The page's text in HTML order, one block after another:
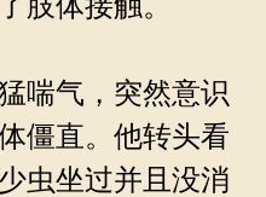
喘气，突然意识
僵直。他转头看
虫坐过并且没消